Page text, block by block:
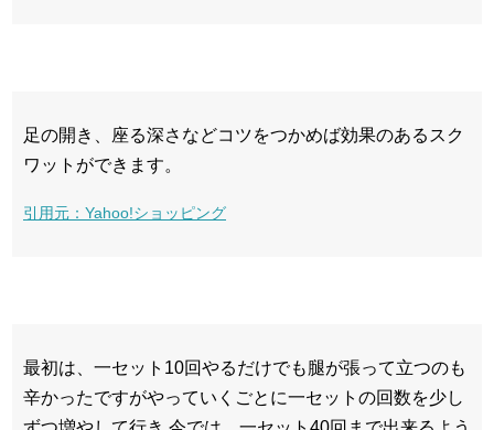
足の開き、座る深さなどコツをつかめば効果のあるスク
ワットができます。
引用元：Yahoo!ショッピング
最初は、一セット10回やるだけでも腿が張って立つのも
辛かったですがやっていくごとに一セットの回数を少し